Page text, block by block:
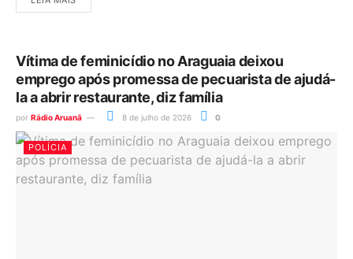
Vítima de feminicídio no Araguaia deixou
emprego após promessa de pecuarista de ajudá-
la a abrir restaurante, diz família
por Rádio Aruanã 8 de julho de 2026 0
POLÍCIA